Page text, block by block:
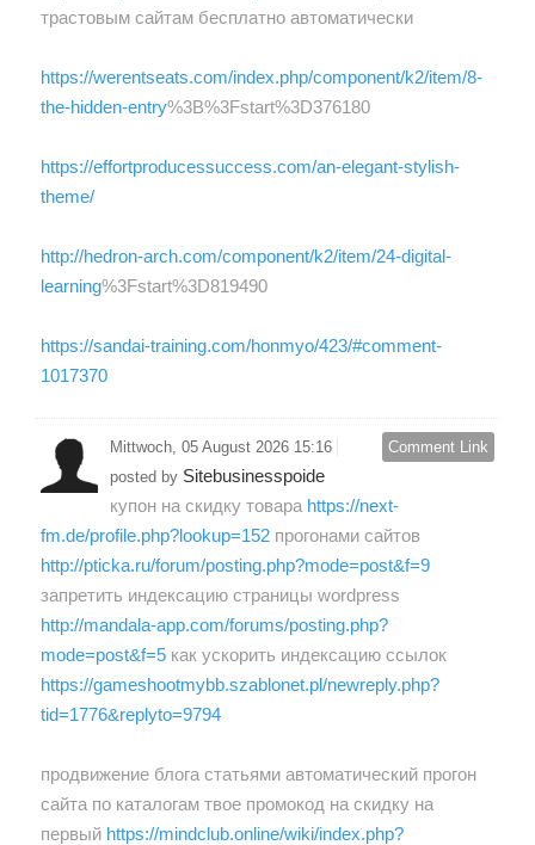
трастовым сайтам бесплатно автоматически
https://werentseats.com/index.php/component/k2/item/8-
the-hidden-entry%3B%3Fstart%3D376180
https://effortproducessuccess.com/an-elegant-stylish-
theme/
http://hedron-arch.com/component/k2/item/24-digital-
learning%3Fstart%3D819490
https://sandai-training.com/honmyo/423/#comment-
1017370
Comment Link
Mittwoch, 05 August 2026 15:16
posted by Sitebusinesspoide
купон на скидку товара https://next-
fm.de/profile.php?lookup=152 прогонами сайтов
http://pticka.ru/forum/posting.php?mode=post&f=9
запретить индексацию страницы wordpress
http://mandala-app.com/forums/posting.php?
mode=post&f=5 как ускорить индексацию ссылок
https://gameshootmybb.szablonet.pl/newreply.php?
tid=1776&replyto=9794
продвижение блога статьями автоматический прогон
сайта по каталогам твое промокод на скидку на
первый https://mindclub.online/wiki/index.php?